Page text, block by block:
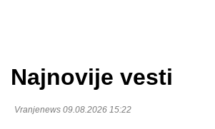
Najnovije vesti
Vranjenews 09.08.2026 15:22